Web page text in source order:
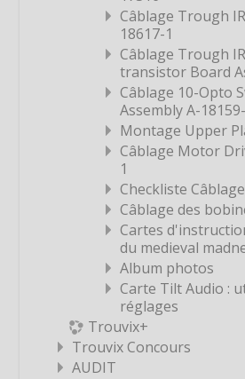
Étiquette
Étiquette
Étiquette
Étiquette
Étiquette
Étiquette
Étiquette
Étiquette
Étiquette
Étiquette
Étiquette
Étiquette
Étiquette
Câblage Trough
18617-1
Câblage Trough
transistor Board
Câblage 10-Opto
Assembly A-
Montage Upper
Câblage Motor
1
Checkliste
Câblage des
Cartes
du medieval
Album photos
Carte Tilt Audio :
réglages
Trouvix+
Trouvix Concours
AUDIT